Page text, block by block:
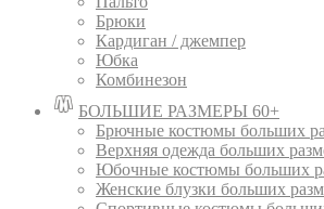
Брюки
Кардиган / джемпер
Юбка
Комбинезон
БОЛЬШИЕ РАЗМЕРЫ 60+
Брючные костюмы больших
Верхняя одежда больших
Юбочные костюмы больших
Женские блузки больших